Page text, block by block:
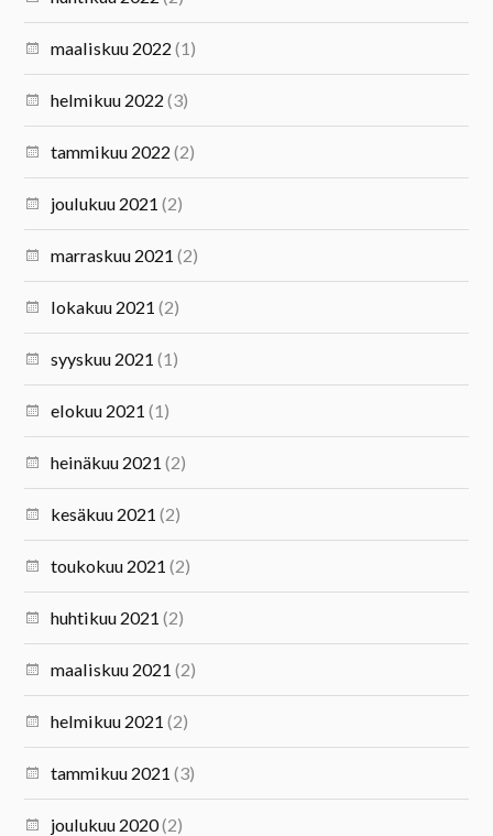
maaliskuu 2022 (1)
helmikuu 2022 (3)
tammikuu 2022 (2)
joulukuu 2021 (2)
marraskuu 2021 (2)
lokakuu 2021 (2)
syyskuu 2021 (1)
elokuu 2021 (1)
heinäkuu 2021 (2)
kesäkuu 2021 (2)
toukokuu 2021 (2)
huhtikuu 2021 (2)
maaliskuu 2021 (2)
helmikuu 2021 (2)
tammikuu 2021 (3)
joulukuu 2020(2)